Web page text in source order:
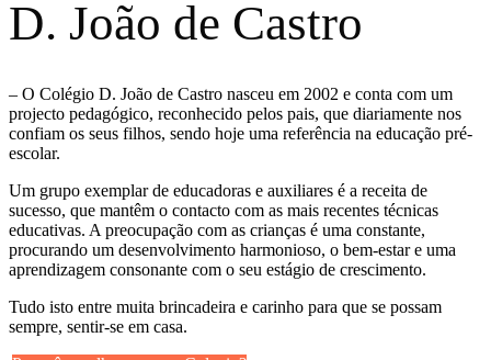
D. João de Castro
– O Colégio D. João de Castro nasceu em 2002 e conta com um
projecto pedagógico, reconhecido pelos pais, que diariamente nos
confiam os seus filhos, sendo hoje uma referência na educação pré-
escolar.
Um grupo exemplar de educadoras e auxiliares é a receita de
sucesso, que mantêm o contacto com as mais recentes técnicas
educativas. A preocupação com as crianças é uma constante,
procurando um desenvolvimento harmonioso, o bem-estar e uma
aprendizagem consonante com o seu estágio de crescimento.
Tudo isto entre muita brincadeira e carinho para que se possam
sempre, sentir-se em casa.